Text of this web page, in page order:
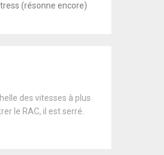
(résonne encore)
des vitesses à plus
le RAC, il est serré.